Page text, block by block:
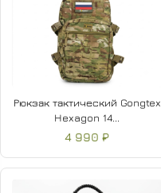
Рюкзак тактический Gongtex
Hexagon 14...
4 990 ₽